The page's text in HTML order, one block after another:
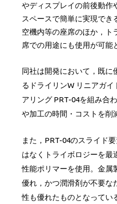
やディスプレイの前後動作
スペースで簡単に実現でき
空機内等の座席のほか，ト
席での用途にも使用が可能
同社は開発において，既に
るドライリンW リニアガ
アリング PRT-04を組み合
や加工の時間・コストを削
また，PRT-04のスライド
はなくトライボロジーを最
性能ポリマーを使用。金属
優れ，かつ潤滑剤が不要な
性も優れたものとなってい